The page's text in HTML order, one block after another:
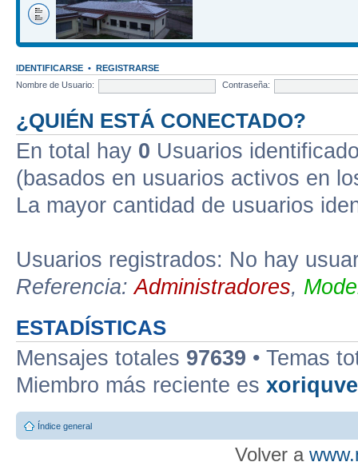
IDENTIFICARSE • REGISTRARSE
Nombre de Usuario:
Contraseña:
¿QUIÉN ESTÁ CONECTADO?
En total hay 0 Usuarios
(basados en usuarios activos en
La mayor cantidad de usuarios
Usuarios registrados: No hay
Referencia:Administradores,
ESTADÍSTICAS
Mensajes totales 97639 • Temas
Miembro más reciente es
Índice general
Volver a